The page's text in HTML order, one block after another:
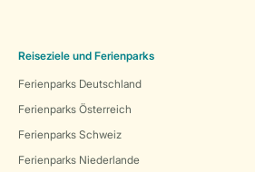
Reiseziele und Ferienparks
Ferienparks Deutschland
Ferienparks Österreich
Ferienparks Schweiz
Ferienparks Niederlande